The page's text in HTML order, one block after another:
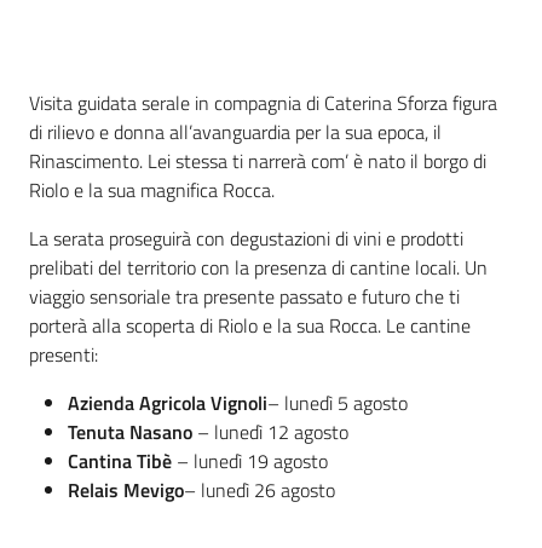
Cos'è
Visita guidata serale in compagnia di Caterina Sforza figura
di rilievo e donna all’avanguardia per la sua epoca, il
Rinascimento. Lei stessa ti narrerà com’ è nato il borgo di
Riolo e la sua magnifica Rocca.
La serata proseguirà con degustazioni di vini e prodotti
prelibati del territoriocon la presenza di cantine locali. Un
viaggio sensoriale tra presente passato e futuro che ti
porterà alla scoperta di Riolo e la sua Rocca. Le cantine
presenti:
Azienda Agricola Vignoli– lunedì 5 agosto
Tenuta Nasano – lunedì 12 agosto
Cantina Tibè – lunedì 19 agosto
Relais Mevigo– lunedì 26 agosto